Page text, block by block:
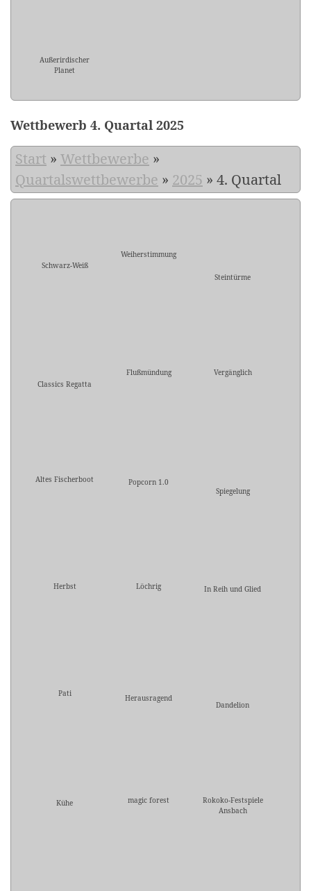
Außerirdischer
Planet
Wettbewerb 4. Quartal 2025
Start » Wettbewerbe »
Quartalswettbewerbe » 2025 » 4. Quartal
Schwarz-Weiß
Weiherstimmung
Steintürme
Classics Regatta
Flußmündung Vergänglich
Altes Fischerboot
Popcorn 1.0
Spiegelung
Herbst Löchrig In Reih und Glied
Pati Herausragend
Dandelion
Kühe magic forest
Rokoko-Festspiele
Ansbach